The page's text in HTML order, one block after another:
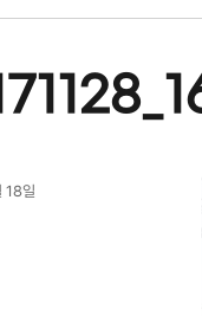
18일